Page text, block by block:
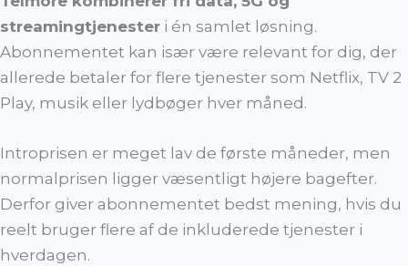
streamingtjenester i én samlet løsning.
Abonnementet kan især være relevant for dig, der
allerede betaler for flere tjenester som Netflix, TV 2
Play, musik eller lydbøger hver måned.
Introprisen er meget lav de første måneder, men
normalprisen ligger væsentligt højere bagefter.
Derfor giver abonnementet bedst mening, hvis du
reelt bruger flere af de inkluderede tjenester i
hverdagen.